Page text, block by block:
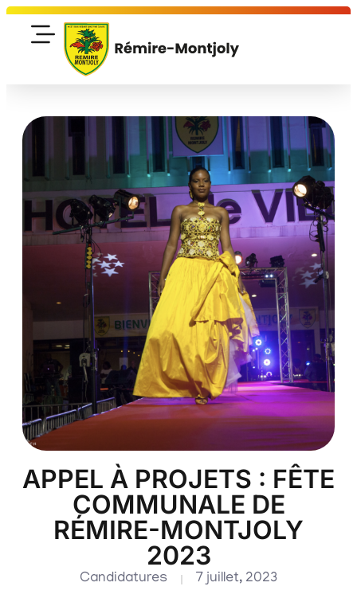
APPEL À PROJETS : FÊTE
COMMUNALE DE
RÉMIRE-MONTJOLY
2023
Candidatures 7 juillet, 2023